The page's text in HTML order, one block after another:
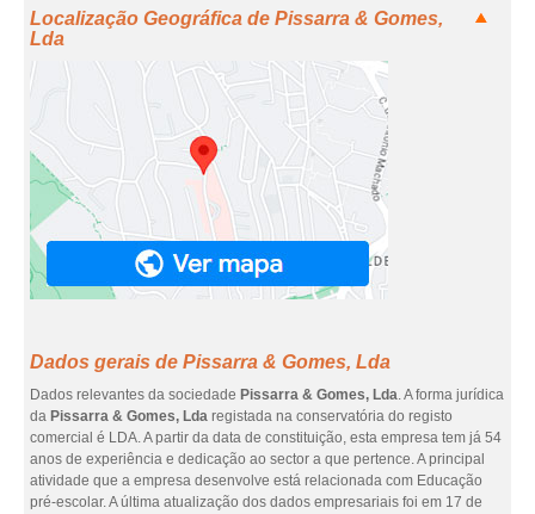
Localização Geográfica de Pissarra & Gomes,
Lda
Dados gerais de Pissarra & Gomes, Lda
Dados relevantes da sociedade Pissarra & Gomes, Lda. A forma jurídica
da Pissarra & Gomes, Lda registada na conservatória do registo
comercial é LDA. A partir da data de constituição, esta empresa tem já 54
anos de experiência e dedicação ao sector a que pertence. A principal
atividade que a empresa desenvolve está relacionada com Educação
pré-escolar. A última atualização dos dados empresariais foi em 17 de